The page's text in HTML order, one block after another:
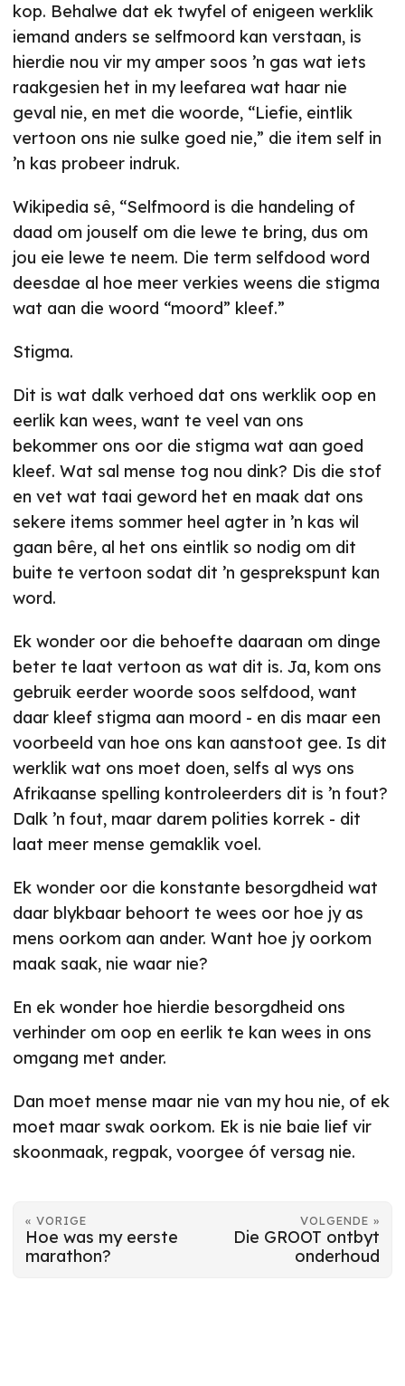
kop. Behalwe dat ek twyfel of enigeen werklik
iemand anders se selfmoord kan verstaan, is
hierdie nou vir my amper soos ’n gas wat iets
raakgesien het in my leefarea wat haar nie
geval nie, en met die woorde, “Liefie, eintlik
vertoon ons nie sulke goed nie,” die item self in
’n kas probeer indruk.
Wikipedia sê, “Selfmoord is die handeling of
daad om jouself om die lewe te bring, dus om
jou eie lewe te neem. Die term selfdood word
deesdae al hoe meer verkies weens die stigma
wat aan die woord “moord” kleef.”
Stigma.
Dit is wat dalk verhoed dat ons werklik oop en
eerlik kan wees, want te veel van ons
bekommer ons oor die stigma wat aan goed
kleef. Wat sal mense tog nou dink? Dis die stof
en vet wat taai geword het en maak dat ons
sekere items sommer heel agter in ’n kas wil
gaan bêre, al het ons eintlik so nodig om dit
buite te vertoon sodat dit ’n gesprekspunt kan
word.
Ek wonder oor die behoefte daaraan om dinge
beter te laat vertoon as wat dit is. Ja, kom ons
gebruik eerder woorde soos selfdood, want
daar kleef stigma aan moord - en dis maar een
voorbeeld van hoe ons kan aanstoot gee. Is dit
werklik wat ons moet doen, selfs al wys ons
Afrikaanse spelling kontroleerders dit is ’n fout?
Dalk ’n fout, maar darem polities korrek - dit
laat meer mense gemaklik voel.
Ek wonder oor die konstante besorgdheid wat
daar blykbaar behoort te wees oor hoe jy as
mens oorkom aan ander. Want hoe jy oorkom
maak saak, nie waar nie?
En ek wonder hoe hierdie besorgdheid ons
verhinder om oop en eerlik te kan wees in ons
omgang met ander.
Dan moet mense maar nie van my hou nie, of ek
moet maar swak oorkom. Ek is nie baie lief vir
skoonmaak, regpak, voorgee óf versag nie.
« VORIGE
Hoe was my eerste
marathon?
VOLGENDE »
Die GROOT ontbyt
onderhoud